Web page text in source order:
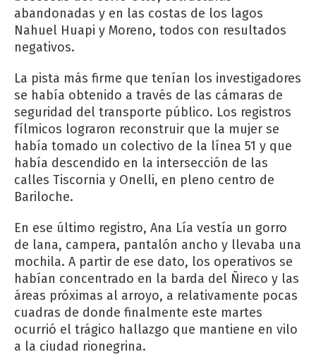
abandonadas y en las costas de los lagos
Nahuel Huapi y Moreno, todos con resultados
negativos.
La pista más firme que tenían los investigadores
se había obtenido a través de las cámaras de
seguridad del transporte público. Los registros
fílmicos lograron reconstruir que la mujer se
había tomado un colectivo de la línea 51 y que
había descendido en la intersección de las
calles Tiscornia y Onelli, en pleno centro de
Bariloche.
En ese último registro, Ana Lía vestía un gorro
de lana, campera, pantalón ancho y llevaba una
mochila. A partir de ese dato, los operativos se
habían concentrado en la barda del Ñireco y las
áreas próximas al arroyo, a relativamente pocas
cuadras de donde finalmente este martes
ocurrió el trágico hallazgo que mantiene en vilo
a la ciudad rionegrina.